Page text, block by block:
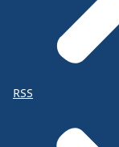
RSS